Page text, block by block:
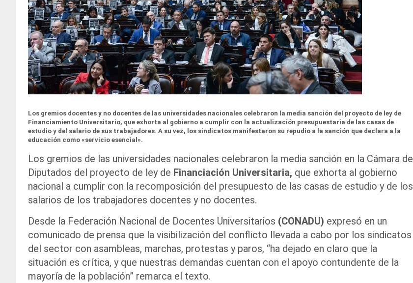
Los gremios docentes y no docentes de las universidades nacionales celebraron la media sanción del proyecto de ley de
Financiamiento Universitario, que exhorta al gobierno a cumplir con la actualización presupuestaria de las casas de
estudio y del salario de sus trabajadores. A su vez, los sindicatos manifestaron su repudio a la sanción que declara a la
educación como «servicio esencial».
Los gremios de las universidades nacionales celebraron la media sanción en la Cámara de
Diputados del proyecto de ley de Financiación Universitaria, que exhorta al gobierno
nacional a cumplir con la recomposición del presupuesto de las casas de estudio y de los
salarios de los trabajadores docentes y no docentes.
Desde la Federación Nacional de Docentes Universitarios (CONADU) expresó en un
comunicado de prensa que la visibilización del conflicto llevada a cabo por los sindicatos
del sector con asambleas, marchas, protestas y paros, “ha dejado en claro que la
situación es crítica, y que nuestras demandas cuentan con el apoyo contundente de la
mayoría de la población” remarca el texto.